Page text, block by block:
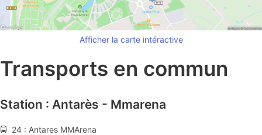
Afficher la carte intéractive
Transports en commun
Station : Antarès - Mmarena
🚍 24 : Antares MMArena